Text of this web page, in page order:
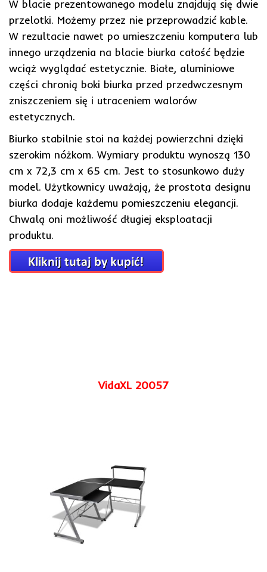
W blacie prezentowanego modelu znajdują się dwie
przelotki. Możemy przez nie przeprowadzić kable.
W rezultacie nawet po umieszczeniu komputera lub
innego urządzenia na blacie biurka całość będzie
wciąż wyglądać estetycznie. Białe, aluminiowe
części chronią boki biurka przed przedwczesnym
zniszczeniem się i utraceniem walorów
estetycznych.
Biurko stabilnie stoi na każdej powierzchni dzięki
szerokim nóżkom. Wymiary produktu wynoszą 130
cm x 72,3 cm x 65 cm. Jest to stosunkowo duży
model. Użytkownicy uważają, że prostota designu
biurka dodaje każdemu pomieszczeniu elegancji.
Chwalą oni możliwość długiej eksploatacji
produktu.
VidaXL 20057